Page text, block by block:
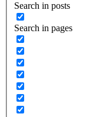
Search in posts
Search in pages